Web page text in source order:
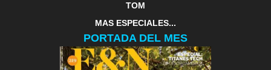
TOM
MAS ESPECIALES...
PORTADA DEL MES